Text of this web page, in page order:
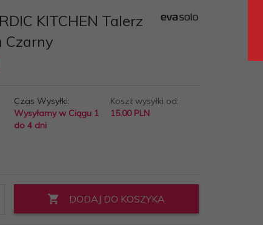
KITCHEN Talerz
Czarny
Czas Wysyłki:
Wysyłamy w Ciągu 1
do 4 dni
Koszt wysyłki od:
15.00 PLN
DODAJ DO KOSZYKA